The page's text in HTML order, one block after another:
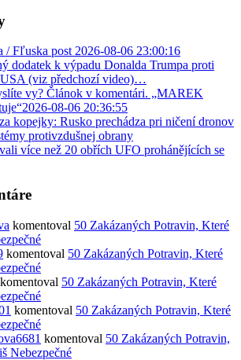
/ Fľuska post 2026-08-06 23:00:16
dodatek k výpadu Donalda Trumpa proti
(viz předchozí video)…
vy? Článok v komentári. „MAREK
08-06 20:36:55
kopejky: Rusko prechádza pri ničení dronov
protivzdušnej obrany
více než 20 obřích UFO prohánějících se
komentoval 50 Zakázaných Potravin, Které
komentoval 50 Zakázaných Potravin, Které
komentoval 50 Zakázaných Potravin, Které
komentoval 50 Zakázaných Potravin, Které
komentoval 50 Zakázaných Potravin,
Nebezpečné